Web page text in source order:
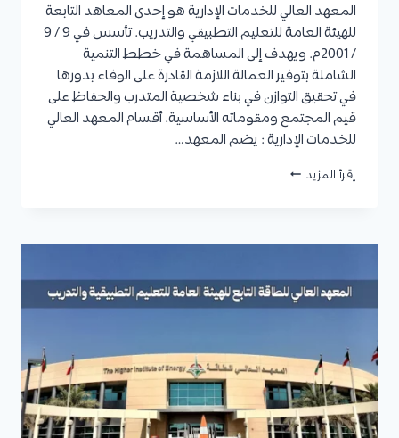
المعهد العالي للخدمات الإدارية هو إحدى المعاهد التابعة
للهيئة العامة للتعليم التطبيقي والتدريب. تأسس في 9 / 9
/ 2001م. ويهدف إلى المساهمة في خطط التنمية
الشاملة بتوفير العمالة اللازمة القادرة على الوفاء بدورها
في تحقيق التوازن في بناء شخصية المتدرب والحفاظ على
قيم المجتمع ومقوماته الأساسية. أقسام المعهد العالي
للخدمات الإدارية : يضم المعهد…
إقرأ المزيد المعهد
:
شروط
القبول
المستندات
المطلوبة،
وكيفية
التقديم